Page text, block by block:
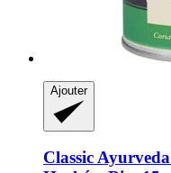
Ajouter
Classic Ayurveda